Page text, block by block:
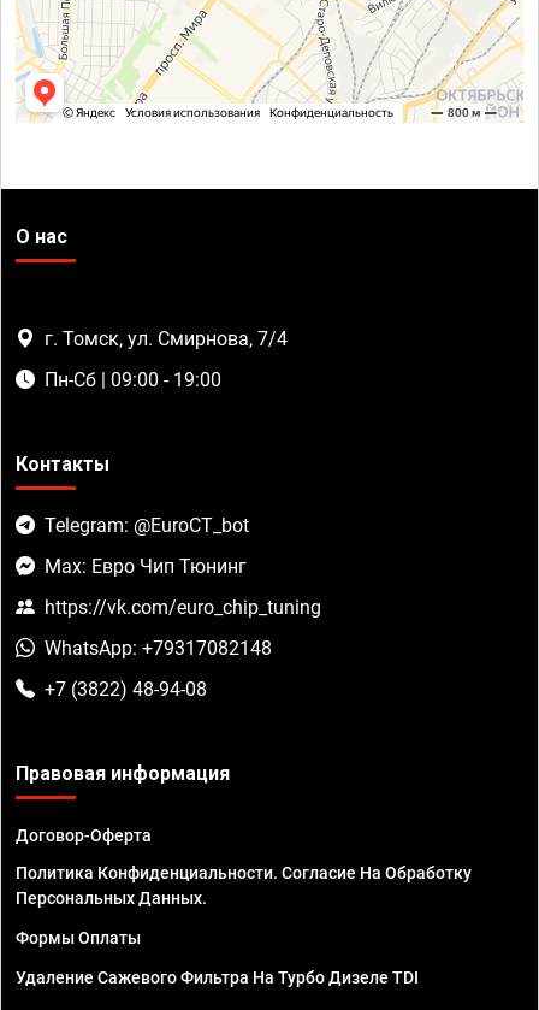
О нас
г. Томск, ул. Смирнова, 7/4
Пн-Сб | 09:00 - 19:00
Контакты
Telegram: @EuroCT_bot
Max: Евро Чип Тюнинг
https://vk.com/euro_chip_tuning
WhatsApp: +79317082148
+7 (3822) 48-94-08
Правовая информация
Договор-Оферта
Политика Конфиденциальности. Согласие На Обработку
Персональных Данных.
Формы Оплаты
Удаление Сажевого Фильтра На Турбо Дизеле TDI